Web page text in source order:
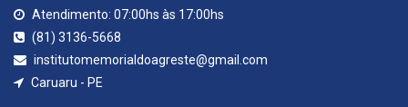
Atendimento: 07:00hs às 17:00hs
(81) 3136-5668
institutomemorialdoagreste@gmail.com
Caruaru - PE